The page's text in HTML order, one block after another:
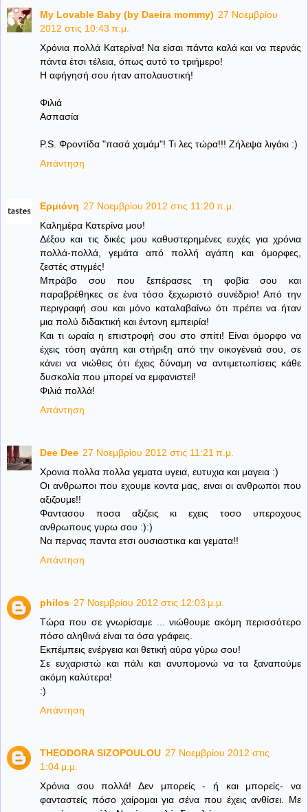
My Lovable Baby (by Daeira mommy) 27 Νοεμβρίου
2012 στις 10:43 π.μ.
Χρόνια πολλά Κατερίνα! Να είσαι πάντα καλά και να περνάς
πάντα έτσι τέλεια, όπως αυτό το τριήμερο!
Η αφήγησή σου ήταν απολαυστική!
Φιλιά
Ασπασία
P.S. Φροντίδα "πασά χαμάμ"! Τι λες τώρα!!! Ζήλεψα λιγάκι :)
Απάντηση
Ερμιόνη 27 Νοεμβρίου 2012 στις 11:20 π.μ.
Καλημέρα Κατερίνα μου!
Δέξου και τις δικές μου καθυστερημένες ευχές για χρόνια
πολλά-πολλά, γεμάτα από πολλή αγάπη και όμορφες,
ζεστές στιγμές!
Μπράβο σου που ξεπέρασες τη φοβία σου και
παραβρέθηκες σε ένα τόσο ξεχωριστό συνέδριο! Από την
περιγραφή σου και μόνο καταλαβαίνω ότι πρέπει να ήταν
μια πολύ διδακτική και έντονη εμπειρία!
Και τι ωραία η επιστροφή σου στο σπίτι! Είναι όμορφο να
έχεις τόση αγάπη και στήριξη από την οικογένειά σου, σε
κάνει να νιώθεις ότι έχεις δύναμη να αντιμετωπίσεις κάθε
δυσκολία που μπορεί να εμφανιστεί!
Φιλιά πολλά!
Απάντηση
Dee Dee 27 Νοεμβρίου 2012 στις 11:21 π.μ.
Χρονια πολλα πολλα γεματα υγεια, ευτυχια και μαγεια :)
Οι ανθρωποι που εχουμε κοντα μας, ειναι οι ανθρωποι που
αξιζουμε!!
Φαντασου ποσα αξιζεις κι εχεις τοσο υπεροχους
ανθρωπους γυρω σου :):)
Να περνας παντα ετσι ουσιαστικα και γεματα!!
Απάντηση
philos 27 Νοεμβρίου 2012 στις 12:03 μ.μ.
Τώρα που σε γνωρίσαμε ... νιώθουμε ακόμη περισσότερο
πόσο αληθινά είναι τα όσα γράφεις.
Εκπέμπεις ενέργεια και θετική αύρα γύρω σου!
Σε ευχαριστώ και πάλι και ανυπομονώ να τα ξαναπούμε
ακόμη καλύτερα!
:)
Απάντηση
THEODORA SIZOPOULOU 27 Νοεμβρίου 2012 στις
1:04 μ.μ.
Χρόνια σου πολλά! Δεν μπορείς - ή και μπορείς- να
φανταστείς πόσο χαίρομαι για σένα που έχεις ανθίσει. Με